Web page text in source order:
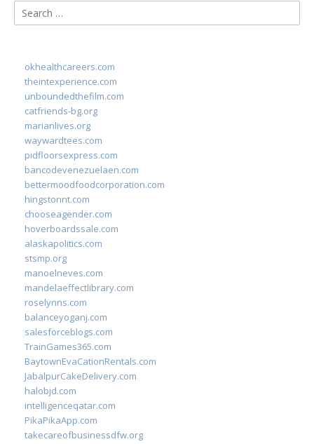
Search
for:
okhealthcareers.com
theintexperience.com
unboundedthefilm.com
catfriends-bg.org
marianlives.org
waywardtees.com
pidfloorsexpress.com
bancodevenezuelaen.com
bettermoodfoodcorporation.com
hingstonnt.com
chooseagender.com
hoverboardssale.com
alaskapolitics.com
stsmp.org
manoelneves.com
mandelaeffectlibrary.com
roselynns.com
balanceyoganj.com
salesforceblogs.com
TrainGames365.com
BaytownEvaCationRentals.com
JabalpurCakeDelivery.com
halobjd.com
intelligenceqatar.com
PikaPikaApp.com
takecareofbusinessdfw.org